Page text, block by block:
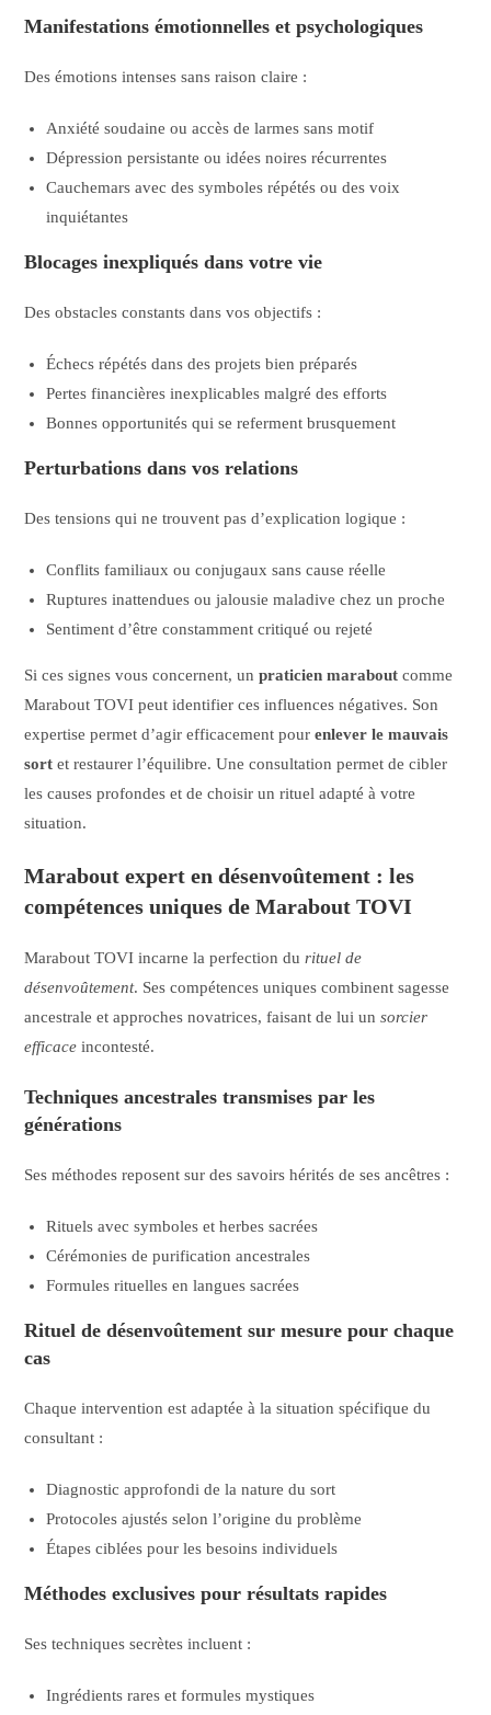
Manifestations émotionnelles et psychologiques
Des émotions intenses sans raison claire :
Anxiété soudaine ou accès de larmes sans motif
Dépression persistante ou idées noires récurrentes
Cauchemars avec des symboles répétés ou des voix
inquiétantes
Blocages inexpliqués dans votre vie
Des obstacles constants dans vos objectifs :
Échecs répétés dans des projets bien préparés
Pertes financières inexplicables malgré des efforts
Bonnes opportunités qui se referment brusquement
Perturbations dans vos relations
Des tensions qui ne trouvent pas d’explication logique :
Conflits familiaux ou conjugaux sans cause réelle
Ruptures inattendues ou jalousie maladive chez un proche
Sentiment d’être constamment critiqué ou rejeté
Si ces signes vous concernent, unpraticien marabout comme
Marabout TOVI peut identifier ces influences négatives. Son
expertise permet d’agir efficacement pourenlever le mauvais
sort et restaurer l’équilibre. Une consultation permet de cibler
les causes profondes et de choisir un rituel adapté à votre
situation.
Marabout expert en désenvoûtement : les
compétences uniques de Marabout TOVI
Marabout TOVI incarne la perfection durituel de
désenvoûtement. Ses compétences uniques combinent sagesse
ancestrale et approches novatrices, faisant de lui unsorcier
efficace incontesté.
Techniques ancestrales transmises par les
générations
Ses méthodes reposent sur des savoirs hérités de ses ancêtres :
Rituels avec symboles et herbes sacrées
Cérémonies de purification ancestrales
Formules rituelles en langues sacrées
Rituel de désenvoûtement sur mesure pour chaque
cas
Chaque intervention est adaptée à la situation spécifique du
consultant :
Diagnostic approfondi de la nature du sort
Protocoles ajustés selon l’origine du problème
Étapes ciblées pour les besoins individuels
Méthodes exclusives pour résultats rapides
Ses techniques secrètes incluent :
Ingrédients rares et formules mystiques